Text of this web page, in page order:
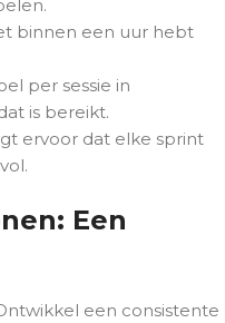
binnen een uur hebt
per sessie in
is bereikt.
ervoor dat elke sprint
Een
een consistente